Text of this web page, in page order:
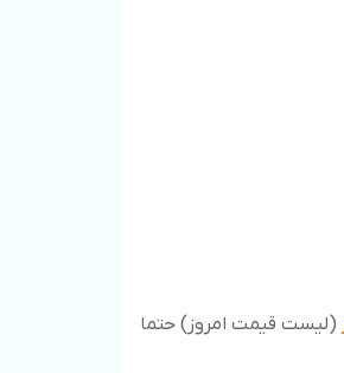
(لیست قیمت امروز) حتما